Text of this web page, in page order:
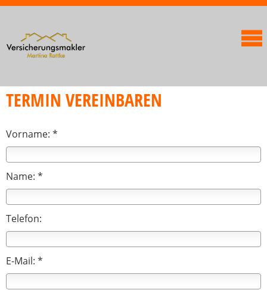
TERMIN VEREINBAREN
Vorname: *
Name: *
Telefon:
E-Mail: *